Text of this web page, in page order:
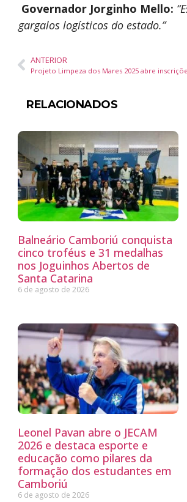
Governador Jorginho Mello:
gargalos logísticos do estado.”
ANTERIOR
RELACIONADOS
Balneário Camboriú conquista
cinco troféus e 31 medalhas
nos Joguinhos Abertos de
Santa Catarina
6 de agosto de 2026
Leonel Pavan abre o JECAM
2026 e destaca esporte e
educação como pilares da
formação dos estudantes em
Camboriú
6 de agosto de 2026